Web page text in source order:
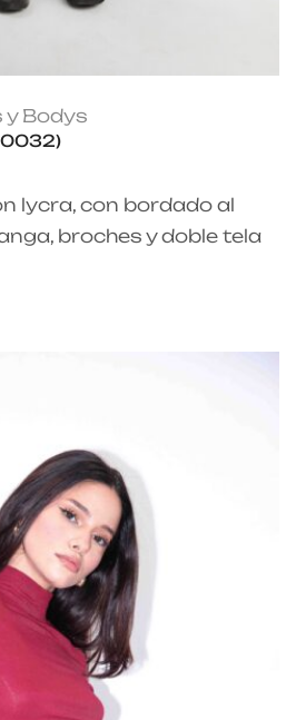
y Bodys
lycra, con bordado al
broches y doble tela